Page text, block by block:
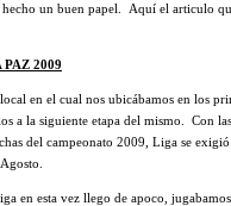
un buen papel. Aquí el articulo
PAZ 2009
en el cual nos ubicábamos en los
a la siguiente etapa del mismo. Con las
del campeonato 2009, Liga se exigió
en esta vez llego de apoco, jugabamos,